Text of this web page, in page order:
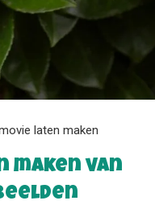
laten maken
van